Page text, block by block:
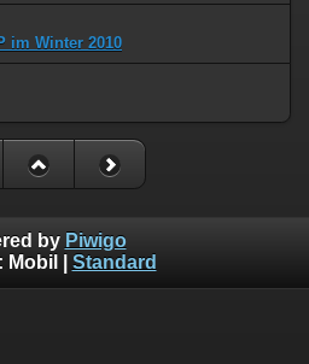
im Winter 2010
by Piwigo
Mobil Standard